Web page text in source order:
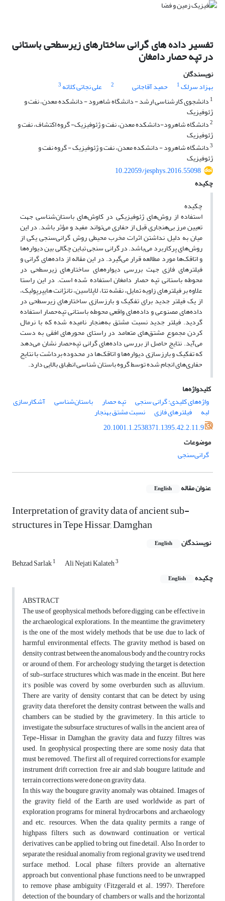
تفسیر داده های گرانی ساختارهای زیرسطحی باستانی
در تپه حصار دامغان
نویسندگان
بهزاد سرلک1 حمید آقاجانی 2 علی نجاتی کلاته 3
1 دانشجوی کارشناسی ارشد - دانشگاه شاهرود - دانشکده معدن، نفت و
ژئوفیزیک
2دانشگاه شاهرود-دانشکده معدن، نفت و ژئوفیزیک- گروه اکتشاف، نفت و
ژئوفیزیک
3دانشگاه شاهرود - دانشکده معدن، نفت و ژئوفیزیک - گروه نفت و
ژئوفیزیک
10.22059/jesphys.2016.55098
چکیده
چکیده
استفاده از روش‌های ژئوفیزیکی در کاوش‌های باستان‌شناسی جهت
تعیین مرز بی‌هنجاری قبل از حفاری می‌تواند مفید و مؤثر باشد. در این
میان به دلیل نداشتن اثرات مخرب محیطی روش گرانی‌سنجی یکی از
روش‌های پرکاربرد می‌باشد. در گرانی سنجی تباین چگالی بین دیواره‌ها
و اتاقک‌ها مورد مطالعه قرار می‌گیرد. در این مقاله از داده‌های گرانی و
فیلترهای فازی‌ جهت بررسی دیواره‌های ساختارهای زیرسطحی در
محوطه باستانی تپه حصار دامغان استفاده شده است. در این راستا
علاوه بر فیلترهای زاویه تمایل، نقشه تتا، لاپلاسین، تانژانت‌ هایپرپولیک،
از یک فیلتر جدید برای تفکیک و بارزسازی ساختارهای زیرسطحی در
داده‌های مصنوعی و داده‌های واقعی محوطه باستانی تپه‌حصار استفاده
گردید. فیلتر جدید نسبت مشتق به‌هنجار نامیده شده که با نرمال
کردن مجموع مشتق‌های متعامد در راستای محورهای افقی به دست
می‌آید. نتایج حاصل از بررسی‌ داده‌های گرانی تپه‌حصار نشان می‌دهد
که تفکیک و بارزسازی دیواره‌ها و اتاقک‌ها در محدوده برداشت با نتایج
حفاری‌های انجام شده توسط گروه باستان شناسی انطباق بالایی دارد.
کلیدواژه‌ها
واژه‌های کلیدی: گرانی سنجی
تپه حصار باستان‌شناسی آشکارسازی
لبه فیلترهای فازی
نسبت مشتق بهنجار
20.1001.1.2538371.1395.42.2.11.9
موضوعات
گرانی‌سنجی
عنوان مقاله English
Interpretation of gravity data of ancient sub-
structures in Tepe Hissar, Damghan
نویسندگان English
Behzad Sarlak1 Ali Nejati Kalateh3
چکیده English
ABSTRACT
The use of geophysical methods, before digging, can be effective in
the archaeological explorations. In the meantime, the gravimetery
is the one of the most widely methods that be use, due to lack of
harmful environmental effects. The gravity method is based on
density contrast between the anomalous body and the country rocks
or around of them. For archeology studying, the target is detection
of sub-surface structures which was made in the enceint. But here
it’s posible was coverd by some overburden such as alluvium.
There are varity of density contarst that can be detect by using
gravity data, thereforet the density contrast between the walls and
chambers can be studied by the gravimetery. In this article, to
investigate the subsurface structures of walls in the ancient area of
Tepe-Hissar in Damghan, the gravity data and fuzzy filtres was
used. In geophysical prospecting there are some nosiy data that
must be removed. The first all of required corrections for example
instrument drift correction, free air and slab bougure, latitude and
terrain corrections were done on gravity data.
In this way the bougure gravity anomaly was obtained. Images of
the gravity field of the Earth are used worldwide as part of
exploration programs for mineral, hydrocarbons, and archaeology
and etc. resources. When the data quality permits, a range of
highpass filters, such as downward continuation or vertical
derivatives, can be applied to bring out fine detail. Also, In order to
separate the residual anomaliy from regional gravity we used trend
surface method. Local phase filters provide an alternative
approach but conventional phase functions need to be unwrapped
to remove phase ambiguity (Fitzgerald et al., 1997). Therefore,
detection of the boundary of chambers or walls and the horizontal